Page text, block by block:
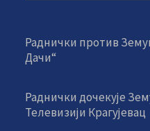
Раднички против
Дачи“
Раднички дочекује
Телевизији Крагујевац